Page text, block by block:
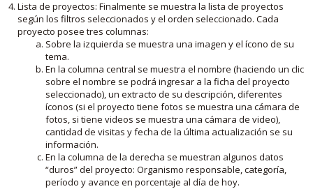
Lista de proyectos: Finalmente se muestra la lista de proyectos
según los filtros seleccionados y el orden seleccionado. Cada
proyecto posee tres columnas:
Sobre la izquierda se muestra una imagen y el ícono de su
tema.
En la columna central se muestra el nombre (haciendo un clic
sobre el nombre se podrá ingresar a la ficha del proyecto
seleccionado), un extracto de su descripción, diferentes
íconos (si el proyecto tiene fotos se muestra una cámara de
fotos, si tiene videos se muestra una cámara de video),
cantidad de visitas y fecha de la última actualización se su
información.
En la columna de la derecha se muestran algunos datos
“duros” del proyecto: Organismo responsable, categoría,
período y avance en porcentaje al día de hoy.